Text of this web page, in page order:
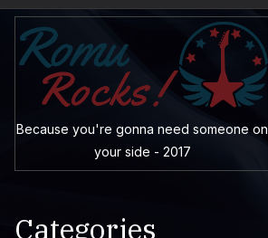
Because you're gonna need someone on
your side - 2017
Categories